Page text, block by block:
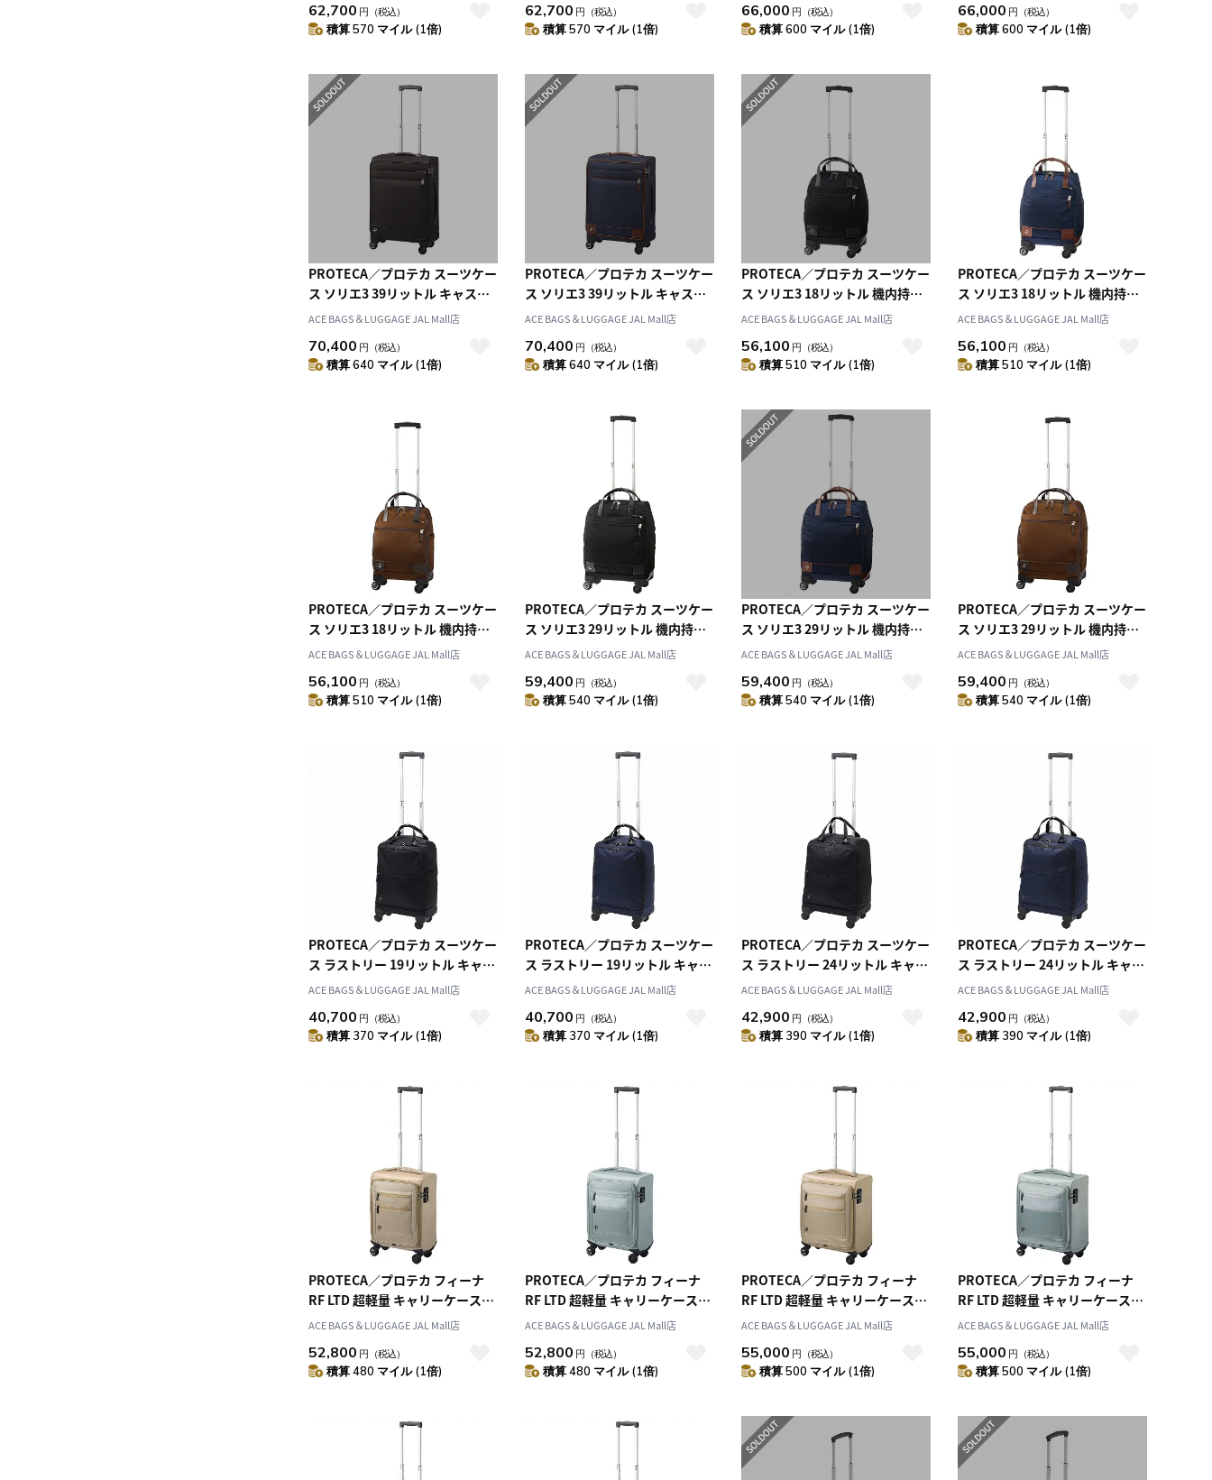
旅行に 12871
62,700 円 （税込）
積算 570 マイル (1倍)
旅行に 12871
62,700 円 （税込）
積算 570 マイル (1倍)
度の旅行に 12872
66,000 円 （税込）
積算 600 マイル (1倍)
度の旅行に 12872
66,000 円 （税込）
積算 600 マイル (1倍)
PROTECA／プロテカ スーツケー
ス ソリエ3 39リットル キャスタ
ーストッパー付き キャリーケー
ACE BAGS＆LUGGAGE JAL Mall店
70,400 円 （税込）
積算 640 マイル (1倍)
PROTECA／プロテカ スーツケー
ス ソリエ3 39リットル キャスタ
ーストッパー付き キャリーケー
ACE BAGS＆LUGGAGE JAL Mall店
70,400 円 （税込）
積算 640 マイル (1倍)
PROTECA／プロテカ スーツケー
ス ソリエ3 18リットル 機内持ち
込みサイズ カジュアル キャリー
き 日帰り～1泊程度の旅行に最適
な2本手ハンドル・枠なしタイプ
ACE BAGS＆LUGGAGE JAL Mall店
56,100 円 （税込）
積算 510 マイル (1倍)
PROTECA／プロテカ スーツケー
ス ソリエ3 18リットル 機内持ち
込みサイズ カジュアル キャリー
き 日帰り～1泊程度の旅行に最適
な2本手ハンドル・枠なしタイプ
ACE BAGS＆LUGGAGE JAL Mall店
56,100 円 （税込）
積算 510 マイル (1倍)
PROTECA／プロテカ スーツケー
ス ソリエ3 18リットル 機内持ち
込みサイズ カジュアル キャリー
き 日帰り～1泊程度の旅行に最適
な2本手ハンドル・枠なしタイプ
ACE BAGS＆LUGGAGE JAL Mall店
56,100 円 （税込）
積算 510 マイル (1倍)
PROTECA／プロテカ スーツケー
ス ソリエ3 29リットル 機内持ち
込みサイズ カジュアル キャリー
き 2泊程度の旅行に最適な2本手
ACE BAGS＆LUGGAGE JAL Mall店
59,400 円 （税込）
積算 540 マイル (1倍)
PROTECA／プロテカ スーツケー
ス ソリエ3 29リットル 機内持ち
込みサイズ カジュアル キャリー
き 2泊程度の旅行に最適な2本手
ACE BAGS＆LUGGAGE JAL Mall店
59,400 円 （税込）
積算 540 マイル (1倍)
PROTECA／プロテカ スーツケー
ス ソリエ3 29リットル 機内持ち
込みサイズ カジュアル キャリー
き 2泊程度の旅行に最適な2本手
ACE BAGS＆LUGGAGE JAL Mall店
59,400 円 （税込）
積算 540 マイル (1倍)
PROTECA／プロテカ スーツケー
ス ラストリー 19リットル キャリ
ーケース 12981
ACE BAGS＆LUGGAGE JAL Mall店
40,700 円 （税込）
積算 370 マイル (1倍)
PROTECA／プロテカ スーツケー
ス ラストリー 19リットル キャリ
ーケース 12981
ACE BAGS＆LUGGAGE JAL Mall店
40,700 円 （税込）
積算 370 マイル (1倍)
PROTECA／プロテカ スーツケー
ス ラストリー 24リットル キャリ
ーケース 12982
ACE BAGS＆LUGGAGE JAL Mall店
42,900 円 （税込）
積算 390 マイル (1倍)
PROTECA／プロテカ スーツケー
ス ラストリー 24リットル キャリ
ーケース 12982
ACE BAGS＆LUGGAGE JAL Mall店
42,900 円 （税込）
積算 390 マイル (1倍)
PROTECA／プロテカ フィーナ
RF LTD 超軽量 キャリーケース
18L 1.8kg 13061
ACE BAGS＆LUGGAGE JAL Mall店
52,800 円 （税込）
積算 480 マイル (1倍)
PROTECA／プロテカ フィーナ
RF LTD 超軽量 キャリーケース
18L 1.8kg 13061
ACE BAGS＆LUGGAGE JAL Mall店
52,800 円 （税込）
積算 480 マイル (1倍)
PROTECA／プロテカ フィーナ
RF LTD 超軽量 キャリーケース
24L 1.9kg 13062
ACE BAGS＆LUGGAGE JAL Mall店
55,000 円 （税込）
積算 500 マイル (1倍)
PROTECA／プロテカ フィーナ
RF LTD 超軽量 キャリーケース
24L 1.9kg 13062
ACE BAGS＆LUGGAGE JAL Mall店
55,000 円 （税込）
積算 500 マイル (1倍)